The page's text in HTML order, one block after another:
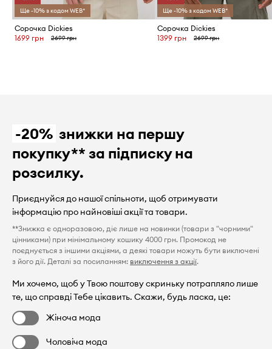
Ще -10% з кодом WEB*
Сорочка Dickies
1699 грн
2699 грн
Ще -10% з кодом WEB*
Сорочка Dickies
1399 грн
2699 грн
-20% знижки на першу
покупку** за підписку на
розсилку.
Приєднуйся до нашої спільноти, щоб отримувати
інформацію про найновіші акції та товари.
**Знижка є одноразовою, діє лише на новинки (товари з "чорними"
цінниками) при мінімальному кошику 4000 грн. Промокод не
поєднується з іншими акціями, а деякі товари можуть бути виключені
з його дії. Деталі за посиланням: виключення з акції.
Ми хочемо, щоб у Твою поштову скриньку потрапляло лише
те, що справді Тебе цікавить. Скажи, будь ласка, це:
Жіноча мода
Чоловіча мода